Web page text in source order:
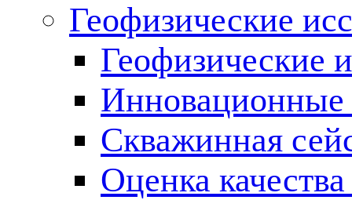
Геофизические
Геофизические
Инновационные
Скважинная
Оценка